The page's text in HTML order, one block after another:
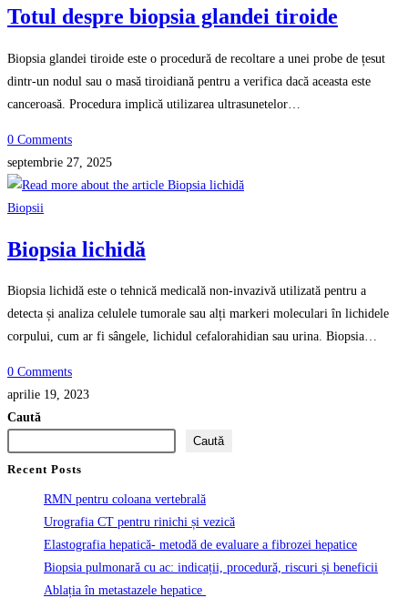
Totul despre biopsia glandei tiroide
Biopsia glandei tiroide este o procedură de recoltare a unei probe de țesut
dintr-un nodul sau o masă tiroidiană pentru a verifica dacă aceasta este
canceroasă. Procedura implică utilizarea ultrasunetelor…
0 Comments
septembrie 27, 2025
Biopsii
Biopsia lichidă
Biopsia lichidă este o tehnică medicală non-invazivă utilizată pentru a
detecta și analiza celulele tumorale sau alți markeri moleculari în lichidele
corpului, cum ar fi sângele, lichidul cefalorahidian sau urina. Biopsia…
0 Comments
aprilie 19, 2023
Caută
Caută
Recent Posts
RMN pentru coloana vertebrală
Urografia CT pentru rinichi și vezică
Elastografia hepatică- metodă de evaluare a fibrozei hepatice
Biopsia pulmonară cu ac: indicații, procedură, riscuri și beneficii
Ablația în metastazele hepatice